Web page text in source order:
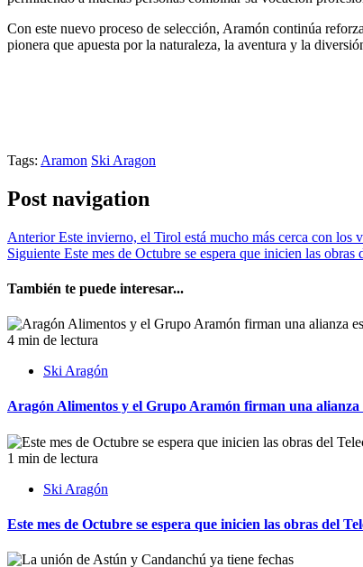
Con este nuevo proceso de selección, Aramón continúa
pionera que apuesta por la naturaleza, la aventura y la
Tags: Aramon Ski Aragon
Post navigation
AnteriorEste invierno, el Tirol está mucho más cerca con los
Siguiente Este mes de Octubre se espera que inicien las
También te puede interesar...
4 min de lectura
Ski Aragón
Aragón Alimentos y el Grupo Aramón firman una
1 min de lectura
Ski Aragón
Este mes de Octubre se espera que inicien las obras del